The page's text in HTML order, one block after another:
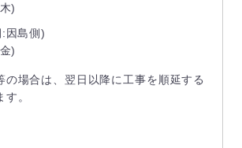
)
因島側)
)
の場合は、翌日以降に工事を順延する
。